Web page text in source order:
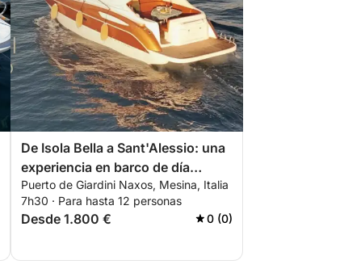
De Isola Bella a Sant'Alessio: una
experiencia en barco de día
completo.
Puerto de Giardini Naxos, Mesina, Italia
7h30 · Para hasta 12 personas
Desde 1.800 € 0 (0)